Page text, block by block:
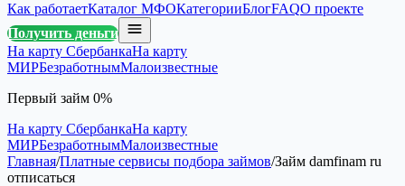
Как работаетКаталог МФОКатегорииБлогFAQО проекте
Получить деньги
На карту СбербанкаНа карту
МИРБезработнымМалоизвестные
Первый займ 0%
На карту СбербанкаНа карту
МИРБезработнымМалоизвестные
Главная/Платные сервисы подбора займов/Займ damfinam ru
отписаться